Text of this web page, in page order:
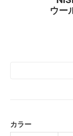
ウー
カラー